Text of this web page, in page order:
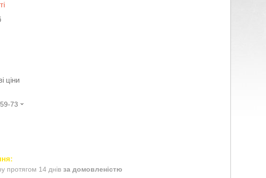
ціни
73
протягом 14 днів за домовленістю